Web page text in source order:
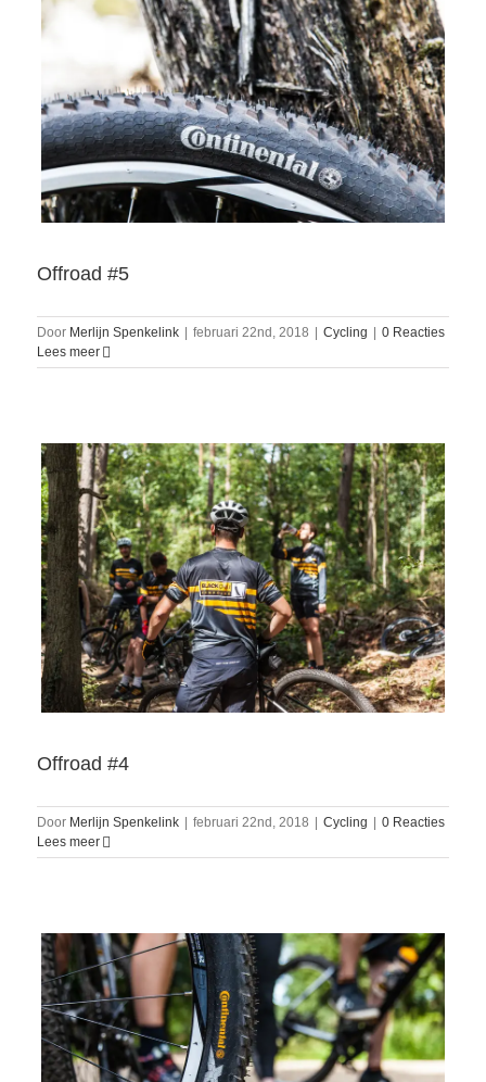
Offroad #5
Door Merlijn Spenkelink februari 22nd, 2018 Cycling
0 Reacties
Lees meer
Offroad #4
Door Merlijn Spenkelink februari 22nd, 2018 Cycling
0 Reacties
Lees meer